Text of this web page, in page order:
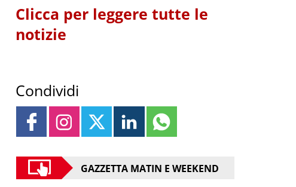
Clicca per leggere tutte le
notizie
Condividi
GAZZETTA MATIN E WEEKEND